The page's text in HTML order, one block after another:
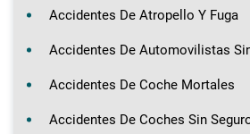
Accidentes De Atropello Y Fuga
Accidentes De Automovilistas
Accidentes De Coche Mortales
Accidentes De Coches Sin